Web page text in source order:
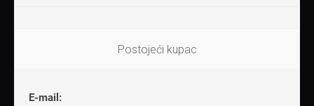
Postojeći kupac
E-mail: